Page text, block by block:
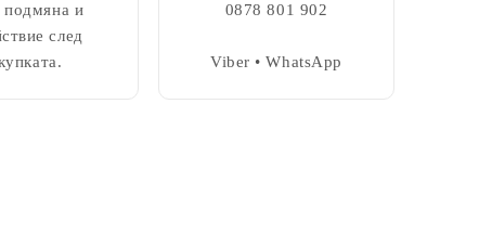
подмяна и
след
0878 801 902
Viber • WhatsApp